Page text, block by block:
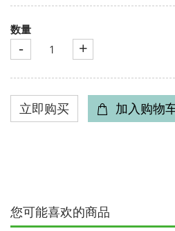
数量
- +
您可能喜欢的商品